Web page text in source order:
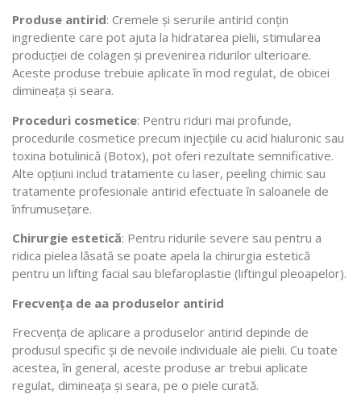
Produse antirid: Cremele și serurile antirid conțin
ingrediente care pot ajuta la hidratarea pielii, stimularea
producției de colagen și prevenirea ridurilor ulterioare.
Aceste produse trebuie aplicate în mod regulat, de obicei
dimineața și seara.
Proceduri cosmetice: Pentru riduri mai profunde,
procedurile cosmetice precum injecțiile cu acid hialuronic sau
toxina botulinică (Botox), pot oferi rezultate semnificative.
Alte opțiuni includ tratamente cu laser, peeling chimic sau
tratamente profesionale antirid efectuate în saloanele de
înfrumusețare.
Chirurgie estetică: Pentru ridurile severe sau pentru a
ridica pielea lăsată se poate apela la chirurgia estetică
pentru un lifting facial sau blefaroplastie (liftingul pleoapelor).
Frecvența de aa produselor antirid
Frecvența de aplicare a produselor antirid depinde de
produsul specific și de nevoile individuale ale pielii. Cu toate
acestea, în general, aceste produse ar trebui aplicate
regulat, dimineața și seara, pe o piele curată.